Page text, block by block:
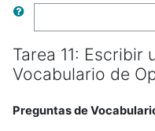
Search
Tarea 11: Escribir
Vocabulario de
Preguntas de